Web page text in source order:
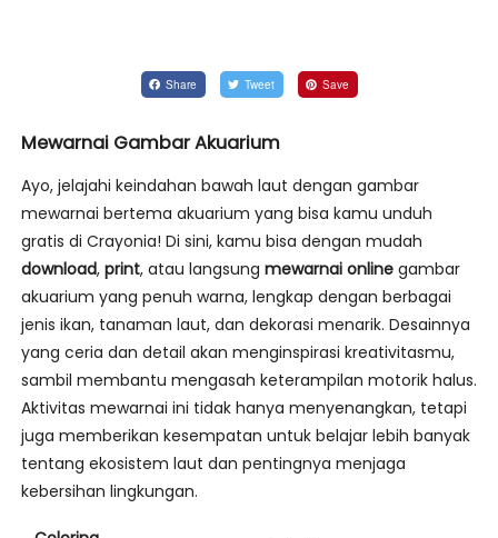
Share Tweet Save
Mewarnai Gambar Akuarium
Ayo, jelajahi keindahan bawah laut dengan gambar
mewarnai bertema akuarium yang bisa kamu unduh
gratis di Crayonia! Di sini, kamu bisa dengan mudah
download, print, atau langsung mewarnai onlinegambar
akuarium yang penuh warna, lengkap dengan berbagai
jenis ikan, tanaman laut, dan dekorasi menarik. Desainnya
yang ceria dan detail akan menginspirasi kreativitasmu,
sambil membantu mengasah keterampilan motorik halus.
Aktivitas mewarnai ini tidak hanya menyenangkan, tetapi
juga memberikan kesempatan untuk belajar lebih banyak
tentang ekosistem laut dan pentingnya menjaga
kebersihan lingkungan.